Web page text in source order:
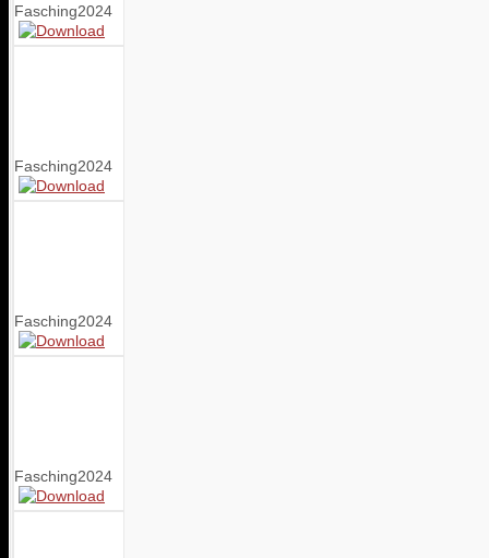
Fasching2024
Fasching2024
Fasching2024
Fasching2024